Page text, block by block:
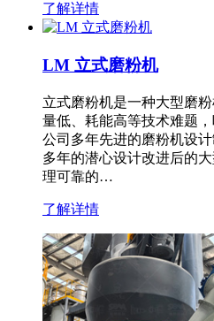
了解详情
LM 立式磨粉机
立式磨粉机是一种大型磨
量低、耗能高等技术难题
公司多年先进的磨粉机设
多年的潜心设计改进后的
理可靠的…
了解详情